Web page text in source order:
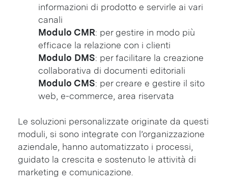
informazioni di prodotto e servirle ai vari
canali
Modulo CMR: per gestire in modo più
efficace la relazione con i clienti
Modulo DMS: per facilitare la creazione
collaborativa di documenti editoriali
Modulo CMS: per creare e gestire il sito
web, e-commerce, area riservata
Le soluzioni personalizzate originate da questi
moduli, si sono integrate con l’organizzazione
aziendale, hanno automatizzato i processi,
guidato la crescita e sostenuto le attività di
marketing e comunicazione.